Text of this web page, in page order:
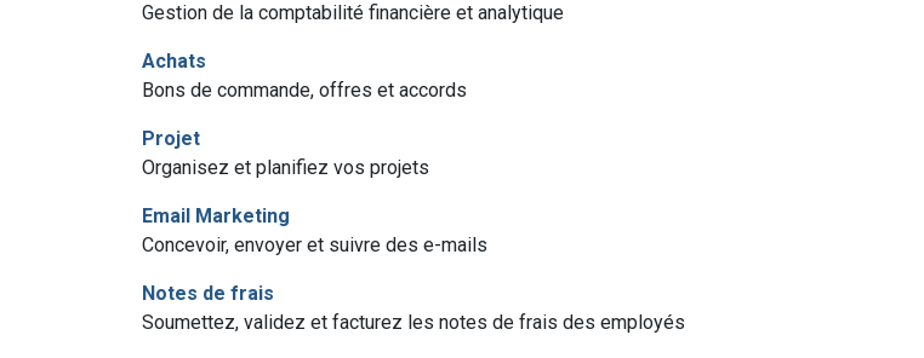
Gestion de la comptabilité financière et analytique
Achats
Bons de commande, offres et accords
Projet
Organisez et planifiez vos projets
Email Marketing
Concevoir, envoyer et suivre des e-mails
Notes de frais
Soumettez, validez et facturez les notes de frais des employés